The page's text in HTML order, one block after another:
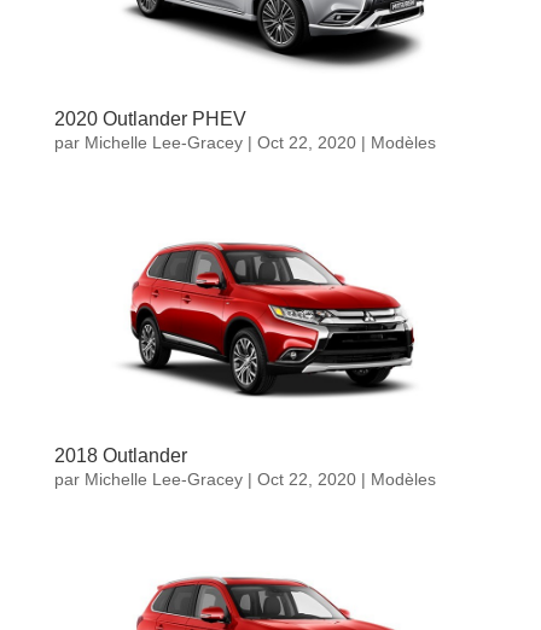
2020 Outlander PHEV
par Michelle Lee-Gracey| Oct 22, 2020| Modèles
2018 Outlander
par Michelle Lee-Gracey| Oct 22, 2020| Modèles